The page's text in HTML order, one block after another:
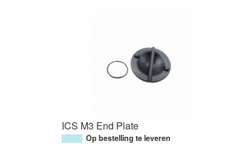
ICS M3 End Plate
Op bestelling te leveren